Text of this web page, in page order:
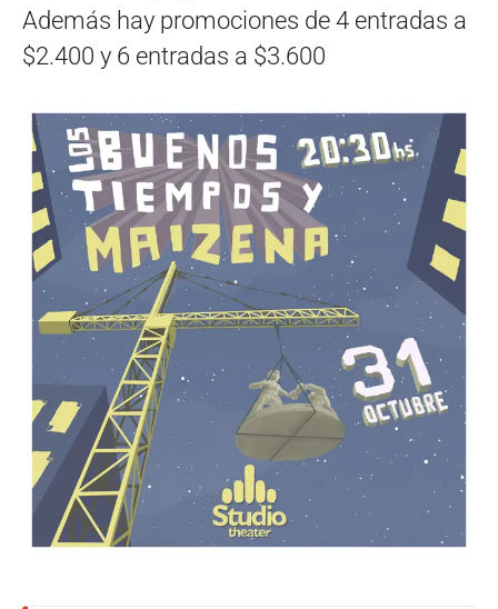
Además hay promociones de 4 entradas a
$2.400 y 6 entradas a $3.600